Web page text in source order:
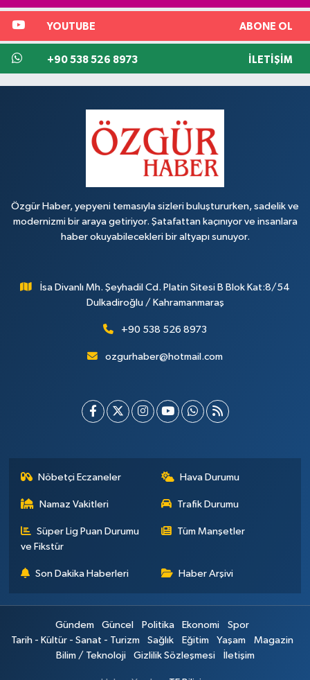
YOUTUBE ABONE OL
+90 538 526 8973 İLETIŞIM
Özgür Haber, yepyeni temasıyla sizleri buluştururken, sadelik ve
modernizmi bir araya getiriyor. Şatafattan kaçınıyor ve insanlara
haber okuyabilecekleri bir altyapı sunuyor.
İsa Divanlı Mh. Şeyhadil Cd. Platin Sitesi B Blok Kat:8/54
Dulkadiroğlu / Kahramanmaraş
+90 538 526 8973
ozgurhaber@hotmail.com
Nöbetçi Eczaneler Hava Durumu
Namaz Vakitleri Trafik Durumu
Süper Lig Puan Durumu
ve Fikstür
Tüm Manşetler
Son Dakika Haberleri Haber Arşivi
Gündem Güncel Politika Ekonomi
Spor
Tarih - Kültür - Sanat - Turizm
Sağlık Eğitim Yaşam
Magazin
Bilim / Teknoloji
Gizlilik Sözleşmesi İletişim